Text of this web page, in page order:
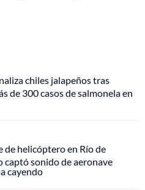
chiles jalapeños tras
de 300 casos de salmonela en
de helicóptero en Río de
captó sonido de aeronave
cayendo